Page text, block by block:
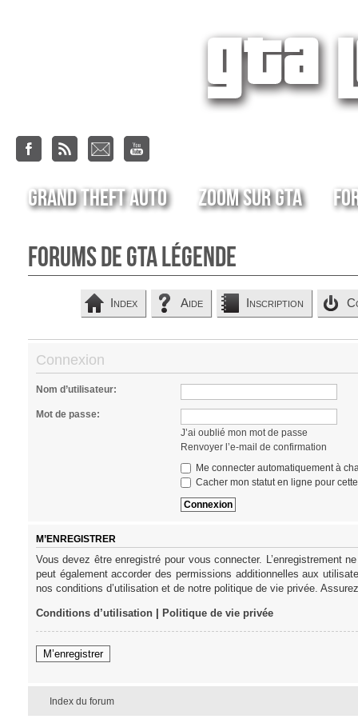
Grand Theft Auto Zoom sur GTA
Forums de GTA Légende
Index Aide Inscription
Connexion
Nom d’utilisateur:
Mot de passe:
J’ai oublié mon mot de passe
Renvoyer l’e-mail de confirmation
Me connecter automatiquement à
Cacher mon statut en ligne pour
M’ENREGISTRER
Vous devez être enregistré pour vous connecter. L’enregistrement
peut également accorder des permissions additionnelles aux
nos conditions d’utilisation et de notre politique de vie privée.
Conditions d’utilisation| Politique de vie privée
M’enregistrer
Index du forum